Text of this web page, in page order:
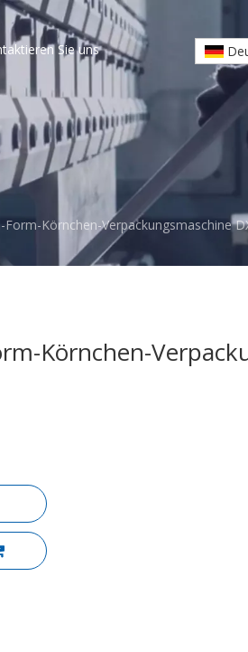
Sie uns
Körnchen-Verpackungsmaschine
Körnchen-